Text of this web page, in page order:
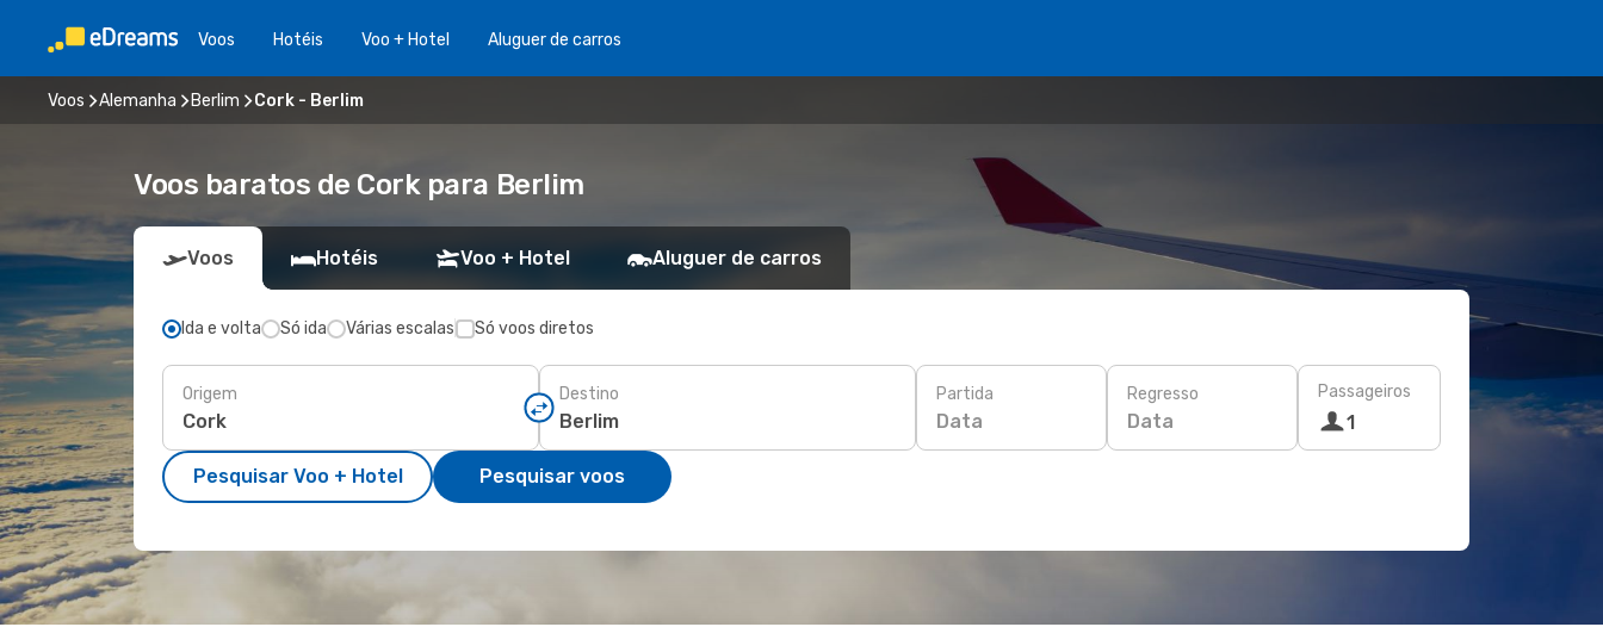
Voos Hotéis Voo + Hotel Aluguer de carros
Voos Alemanha Berlim Cork - Berlim
Voos baratos de Cork para Berlim
Voos Hotéis Voo + Hotel Aluguer de carros
Ida e volta Só ida Várias escalas Só voos diretos
Origem Destino Partida
Data
Regresso
Data
Passageiros
1
Pesquisar Voo + Hotel Pesquisar voos